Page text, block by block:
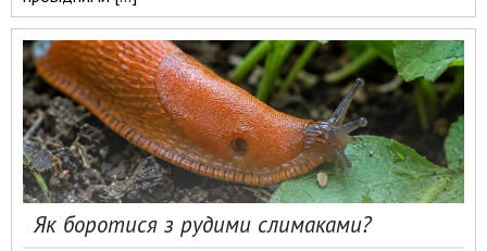
Як боротися з рудими слимаками?